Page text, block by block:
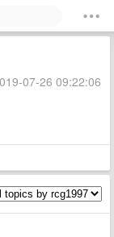
07-26 09:22:06